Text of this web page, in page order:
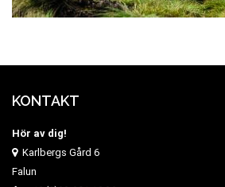
KONTAKT
Hör av dig!
Karlbergs Gård 6
Falun